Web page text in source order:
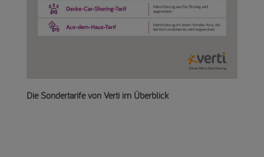
Die Sondertarife von Verti im Überblick